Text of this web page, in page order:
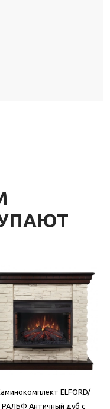
ELFORD/
РАЛЬФ Античный дуб с